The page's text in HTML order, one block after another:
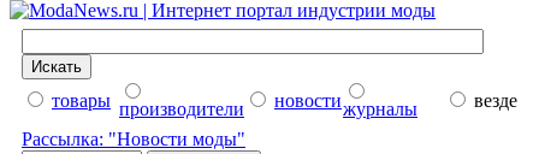
товары производители новостижурналы
везде
Рассылка: "Новости моды"